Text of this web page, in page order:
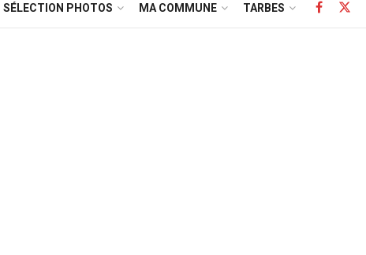
SÉLECTION PHOTOS MA COMMUNE TARBES